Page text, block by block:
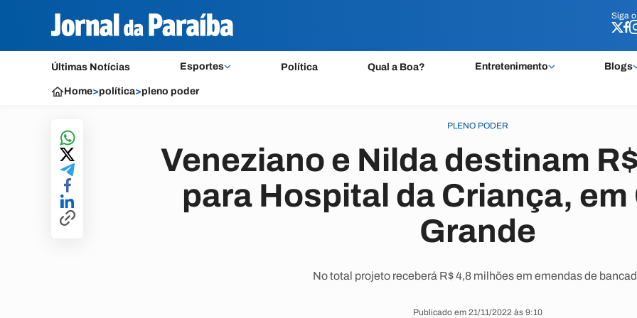
Siga o
Últimas Notícias Esportes Política Qual a Boa? Entretenimento Blogs
Siga o
Home>política>pleno poder
PLENO PODER
Veneziano e Nilda destinam
para Hospital da Criança,
Grande
No total projeto receberá R$ 4,8 milhões em emendas de
Publicado em 21/11/2022 às 9:10